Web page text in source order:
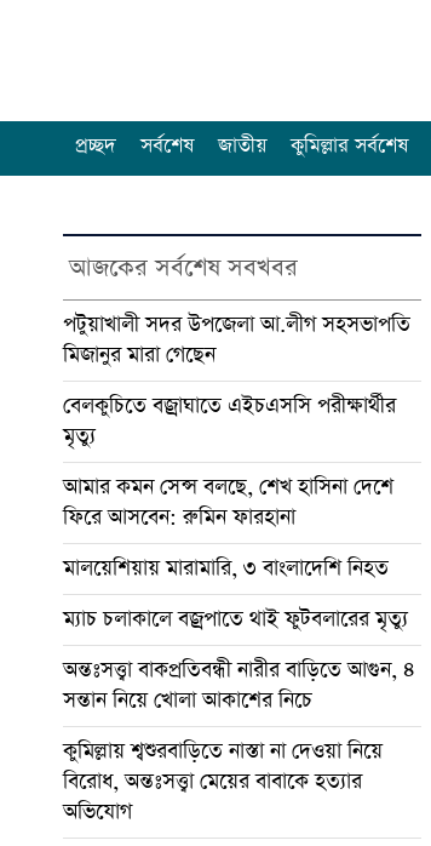
প্রচ্ছদ সর্বশেষ জাতীয় কুমিল্লার সর্বশেষ
আজকের সর্বশেষ সবখবর
পটুয়াখালী সদর উপজেলা আ.লীগ সহসভাপতি
মিজানুর মারা গেছেন
বেলকুচিতে বজ্রাঘাতে এইচএসসি পরীক্ষার্থীর
মৃত্যু
আমার কমন সেন্স বলছে, শেখ হাসিনা দেশে
ফিরে আসবেন: রুমিন ফারহানা
মালয়েশিয়ায় মারামারি, ৩ বাংলাদেশি নিহত
ম্যাচ চলাকালে বজ্রপাতে থাই ফুটবলারের মৃত্যু
অন্তঃসত্ত্বা বাকপ্রতিবন্ধী নারীর বাড়িতে আগুন, ৪
সন্তান নিয়ে খোলা আকাশের নিচে
কুমিল্লায় শ্বশুরবাড়িতে নাস্তা না দেওয়া নিয়ে
বিরোধ, অন্তঃসত্ত্বা মেয়ের বাবাকে হত্যার
অভিযোগ